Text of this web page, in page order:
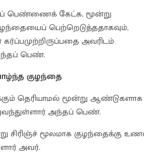
பெண்ணைக் கேட்க, மூன்று
பெற்றெடுத்ததாகவும்,
அவரிடம்
பெண்.
குழந்தை
தெரியாமல் மூன்று ஆண்டுகளாக
அந்தப் பெண்.
மூலமாக குழந்தைக்கு
அவர்.